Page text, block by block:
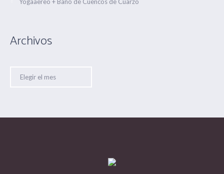
Archivos